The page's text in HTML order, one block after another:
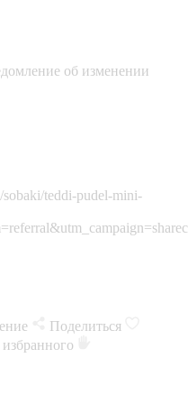
об изменении
sobaki/teddi-pudel-mini-
Поделиться